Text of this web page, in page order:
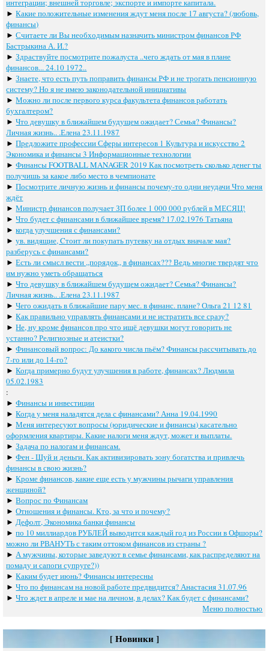
►Какие положительные изменения ждут меня после 17 августа? (любовь,
финансы)
►Считаете ли Вы необходимым назначить министром финансов РФ
Бастрыкина А. И.?
►Здраствуйте посмотрите пожалуста ..чего ждать от мая в плане
финансов... 24.10 1972..
►Знаете, что есть путь поправить финансы РФ и не трогать пенсионную
систему? Но я не имею законодательной инициативы
►Можно ли после первого курса факультета финансов работать
бухгалтером?
►Что девушку в ближайшем будущем ожидает? Семья? Финансы?
Личная жизнь.. .Елена 23.11.1987
►Предложите профессии Сферы интересов 1 Культура и искусство 2
Экономика и финансы 3 Информационные технологии
►Финансы FOOTBALL MANAGER 2019 Как посмотреть сколько денег ты
получишь за какое либо место в чемпионате
►Посмотрите личную жизнь и финансы почему-то одни неудачи Что меня
ждёт
►Министр финансов получает ЗП более 1 000 000 рублей в МЕСЯЦ!
►Что будет с финансами в ближайшее время? 17.02.1976 Татьяна
►когда улучшения с финансами?
►ув. видящие, Cтоит ли покупать путевку на отдых вначале мая?
разберусь с финансами?
►Есть ли смысл вести ,,порядок,, в финансах??? Ведь многие твердят что
им нужно уметь обращаться
►Что девушку в ближайшем будущем ожидает? Семья? Финансы?
Личная жизнь.. .Елена 23.11.1987
►Чего ожидать в ближайшие пару мес. в финанс. плане? Ольга 21 12 81
►Как правильно управлять финансами и не истратить все сразу?
►Не, ну кроме финансов про что ищё девушки могут говорить не
устанно? Религиозные и атеистки?
►Финансовый вопрос: До какого числа пьём? Финансы рассчитывать до
7-го или до 14-го?
►Когда примерно будут улучшения в работе, финансах? Людмила
05.02.1983
:
►Финансы и инвестиции
►Когда у меня наладятся дела с финансами? Анна 19.04.1990
►Меня интересуют вопросы (юридические и финансы) касательно
оформления квартиры. Какие налоги меня ждут, может и выплаты.
►Задача по налогам и финансам.
►Фен - Шуй и деньги. Как активизировать зону богатства и привлечь
финансы в свою жизнь?
►Кроме финансов, какие еще есть у мужчины рычаги управления
женщиной?
►Вопрос по Финансам
►Отношения и финансы. Кто, за что и почему?
► Дефолт, Экономика банки финансы
►по 10 миллиардов РУБЛЕЙ выводится каждый год из России в Офшоры?
можно ли РВАНУТЬ с таким оттоком финансов из страны ?
► А мужчины, которые заведуют в семье финансами, как распределяют на
помаду и сапоги супруге?))
►Каким будет июнь? Финансы интересны
►Что по финансам на новой работе предвидится? Анастасия 31.07.96
►Что ждет в апреле и мае на личном, в делах? Как будет с финансами?
Меню полностью
[ Новинки ]